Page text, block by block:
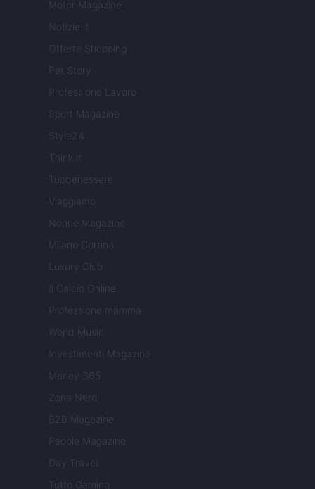
Motor Magazine
Notizie.it
Offerte Shopping
Pet Story
Professione Lavoro
Sport Magazine
Style24
Think.it
Tuobenessere
Viaggiamo
Nonne Magazine
Milano Cortina
Luxury Club
Il Calcio Online
Professione mamma
World Music
Investimenti Magazine
Money 365
Zona Nerd
B2B Magazine
People Magazine
Day Travel
Tutto Gaming